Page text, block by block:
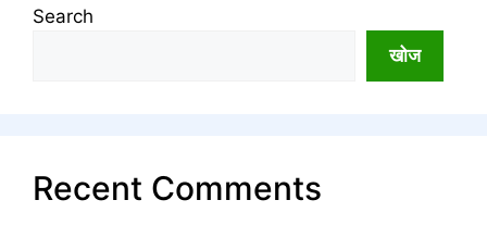
Search
खोज
Recent Comments